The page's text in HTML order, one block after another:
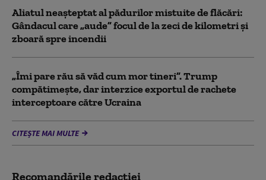
Aliatul neașteptat al pădurilor mistuite de flăcări:
Gândacul care „aude” focul de la zeci de kilometri și
zboară spre incendii
„Îmi pare rău să văd cum mor tineri”. Trump
compătimește, dar interzice exportul de rachete
interceptoare către Ucraina
CITEȘTE MAI MULTE
Recomandările redacţiei